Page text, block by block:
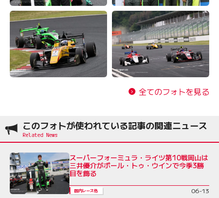
全てのフォトを見る
このフォトが使われている記事の関連ニュース
スーパーフォーミュラ・ライツ第10戦岡山は
三井優介がポール・トゥ・ウインで今季3勝
目を飾る
国内レース他 06-13